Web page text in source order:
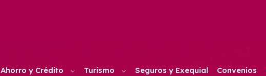
Ahorro y Crédito Turismo Seguros y Exequial Convenios